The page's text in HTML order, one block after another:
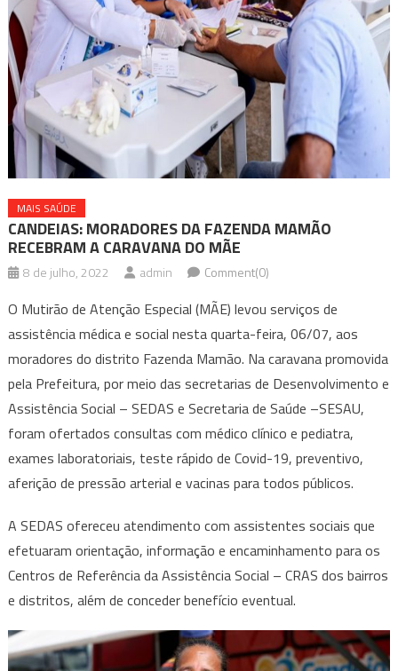
MAIS SAÚDE
CANDEIAS: MORADORES DA FAZENDA MAMÃO
RECEBRAM A CARAVANA DO MÃE
8 de julho, 2022 admin Comment(0)
O Mutirão de Atenção Especial (MÃE) levou serviços de
assistência médica e social nesta quarta-feira, 06/07, aos
moradores do distrito Fazenda Mamão. Na caravana promovida
pela Prefeitura, por meio das secretarias de Desenvolvimento e
Assistência Social – SEDAS e Secretaria de Saúde –SESAU,
foram ofertados consultas com médico clínico e pediatra,
exames laboratoriais, teste rápido de Covid-19, preventivo,
aferição de pressão arterial e vacinas para todos públicos.
A SEDAS ofereceu atendimento com assistentes sociais que
efetuaram orientação, informação e encaminhamento para os
Centros de Referência da Assistência Social – CRAS dos bairros
e distritos, além de conceder benefício eventual.